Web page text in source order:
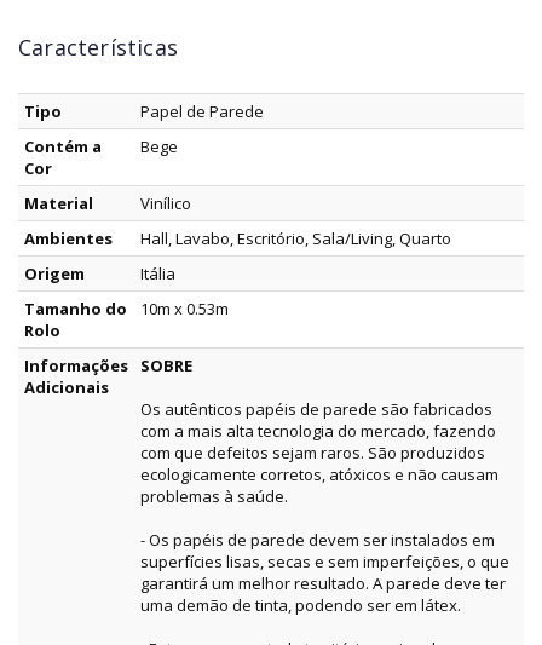
Características
Tipo
Papel de Parede
Contém a
Cor
Bege
Material
Vinílico
Ambientes
Hall, Lavabo, Escritório, Sala/Living, Quarto
Origem
Itália
Tamanho do
Rolo
10m x 0.53m
Informações
Adicionais
SOBRE
Os autênticos papéis de parede são fabricados
com a mais alta tecnologia do mercado, fazendo
com que defeitos sejam raros. São produzidos
ecologicamente corretos, atóxicos e não causam
problemas à saúde.
- Os papéis de parede devem ser instalados em
superfícies lisas, secas e sem imperfeições, o que
garantirá um melhor resultado. A parede deve ter
uma demão de tinta, podendo ser em látex.